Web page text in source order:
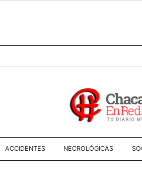
ACCIDENTES NECROLÓGICAS